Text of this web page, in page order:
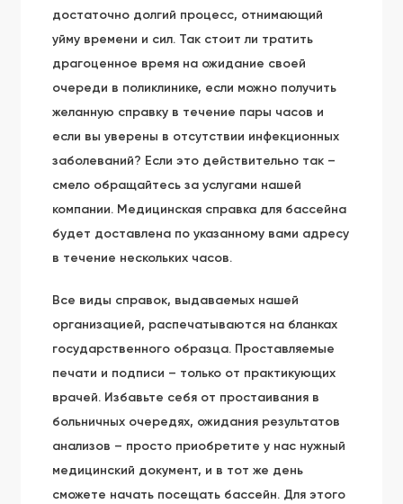
достаточно долгий процесс, отнимающий
уйму времени и сил. Так стоит ли тратить
драгоценное время на ожидание своей
очереди в поликлинике, если можно получить
желанную справку в течение пары часов и
если вы уверены в отсутствии инфекционных
заболеваний? Если это действительно так –
смело обращайтесь за услугами нашей
компании. Медицинская справка для бассейна
будет доставлена по указанному вами адресу
в течение нескольких часов.
Все виды справок, выдаваемых нашей
организацией, распечатываются на бланках
государственного образца. Проставляемые
печати и подписи – только от практикующих
врачей. Избавьте себя от простаивания в
больничных очередях, ожидания результатов
анализов – просто приобретите у нас нужный
медицинский документ, и в тот же день
сможете начать посещать бассейн. Для этого